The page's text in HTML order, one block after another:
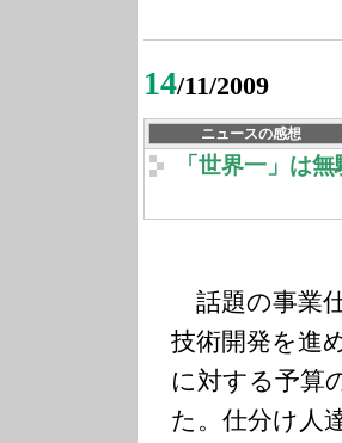
14/11/2009
ニュースの感想
「世界一」は
話題の事業
技術開発を進
に対する予算
た。仕分け人